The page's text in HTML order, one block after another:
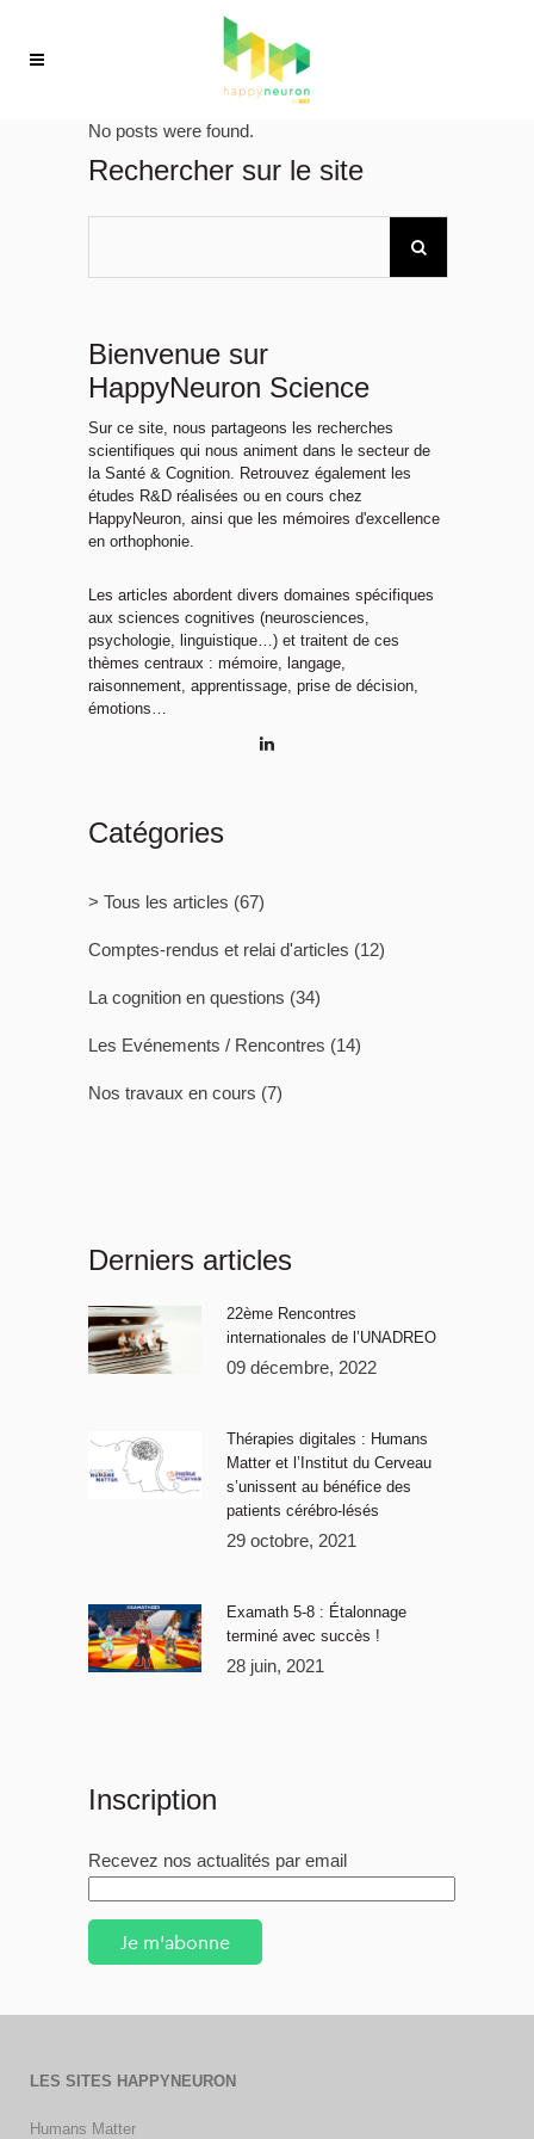
No posts were found.
Rechercher sur le site
Bienvenue sur
HappyNeuron Science
Sur ce site, nous partageons les recherches
scientifiques qui nous animent dans le secteur de
la Santé & Cognition. Retrouvez également les
études R&D réalisées ou en cours chez
HappyNeuron, ainsi que les mémoires d'excellence
en orthophonie.
Les articles abordent divers domaines spécifiques
aux sciences cognitives (neurosciences,
psychologie, linguistique…) et traitent de ces
thèmes centraux : mémoire, langage,
raisonnement, apprentissage, prise de décision,
émotions…
Catégories
> Tous les articles (67)
Comptes-rendus et relai d'articles (12)
La cognition en questions (34)
Les Evénements / Rencontres (14)
Nos travaux en cours (7)
Derniers articles
22ème Rencontres
internationales de l’UNADREO
09 décembre, 2022
Thérapies digitales : Humans
Matter et l’Institut du Cerveau
s’unissent au bénéfice des
patients cérébro-lésés
29 octobre, 2021
Examath 5-8 : Étalonnage
terminé avec succès !
28 juin, 2021
Inscription
Recevez nos actualités par email
Je m'abonne
LES SITES HAPPYNEURON
Humans Matter